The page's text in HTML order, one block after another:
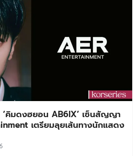
‘คิมดงฮยอน AB6IX’ เซ็นสัญญา
เตรียมลุยเส้นทางนักแสดง